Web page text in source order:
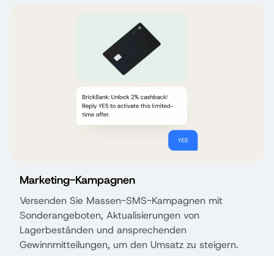
Marketing-Kampagnen
Versenden Sie Massen-SMS-Kampagnen mit
Sonderangeboten, Aktualisierungen von
Lagerbeständen und ansprechenden
Gewinnmitteilungen, um den Umsatz zu steigern.